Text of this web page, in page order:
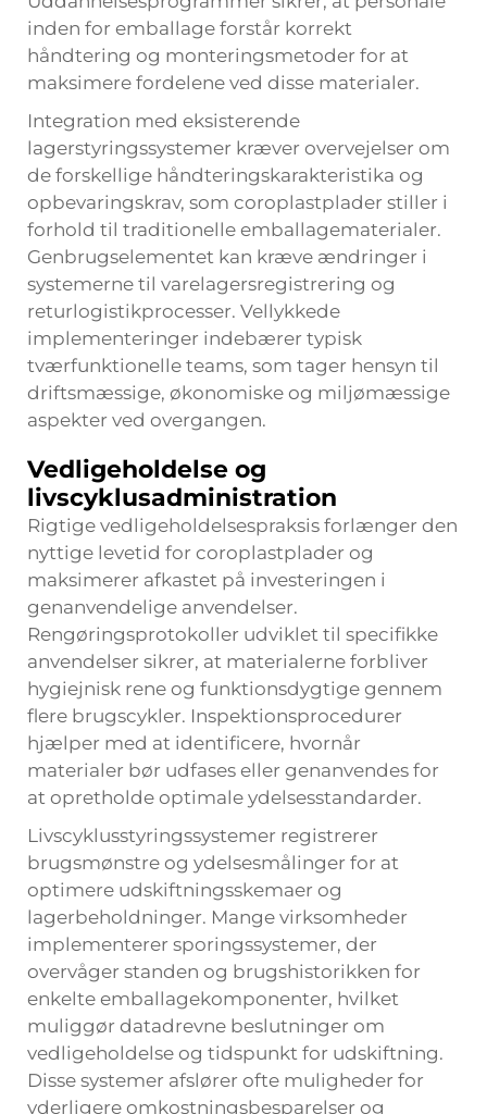
inden for emballage forstår korrekt
håndtering og monteringsmetoder for at
maksimere fordelene ved disse materialer.
Integration med eksisterende
lagerstyringssystemer kræver overvejelser om
de forskellige håndteringskarakteristika og
opbevaringskrav, som coroplastplader stiller i
forhold til traditionelle emballagematerialer.
Genbrugselementet kan kræve ændringer i
systemerne til varelagersregistrering og
returlogistikprocesser. Vellykkede
implementeringer indebærer typisk
tværfunktionelle teams, som tager hensyn til
driftsmæssige, økonomiske og miljømæssige
aspekter ved overgangen.
Vedligeholdelse og
livscyklusadministration
Rigtige vedligeholdelsespraksis forlænger den
nyttige levetid for coroplastplader og
maksimerer afkastet på investeringen i
genanvendelige anvendelser.
Rengøringsprotokoller udviklet til specifikke
anvendelser sikrer, at materialerne forbliver
hygiejnisk rene og funktionsdygtige gennem
flere brugscykler. Inspektionsprocedurer
hjælper med at identificere, hvornår
materialer bør udfases eller genanvendes for
at opretholde optimale ydelsesstandarder.
Livscyklusstyringssystemer registrerer
brugsmønstre og ydelsesmålinger for at
optimere udskiftningsskemaer og
lagerbeholdninger. Mange virksomheder
implementerer sporingssystemer, der
overvåger standen og brugshistorikken for
enkelte emballagekomponenter, hvilket
muliggør datadrevne beslutninger om
vedligeholdelse og tidspunkt for udskiftning.
Disse systemer afslører ofte muligheder for
yderligere omkostningsbesparelser og